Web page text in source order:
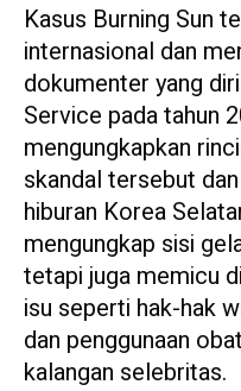
Kasus Burning Sun
internasional dan
dokumenter yang
Service pada tahun
mengungkapkan
skandal tersebut
hiburan Korea
mengungkap sisi
tetapi juga memicu
isu seperti hak-hak
dan penggunaan
kalangan selebritas.